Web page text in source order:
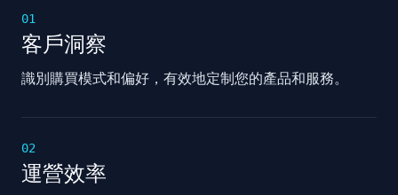
01
客戶洞察
識別購買模式和偏好，有效地定制您的產品和服務。
02
運營效率